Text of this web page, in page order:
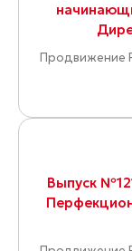
Продвижение
Выпуск